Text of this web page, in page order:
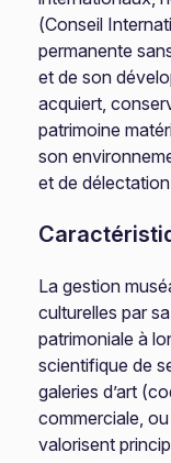
(Conseil
permanente
et de son
acquiert,
patrimoine
son
et de
La gestion
culturelles par
patrimoniale à
scientifique de
galeries d’art
commerciale,
valorisent